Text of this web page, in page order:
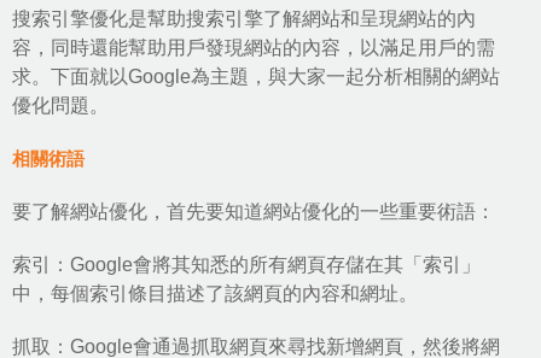
搜索引擎優化是幫助搜索引擎了解網站和呈現網站的內
容，同時還能幫助用戶發現網站的內容，以滿足用戶的需
求。下面就以Google為主題，與大家一起分析相關的網站
優化問題。
相關術語
要了解網站優化，首先要知道網站優化的一些重要術語：
索引：Google會將其知悉的所有網頁存儲在其「索引」
中，每個索引條目描述了該網頁的內容和網址。
抓取：Google會通過抓取網頁來尋找新增網頁，然後將網